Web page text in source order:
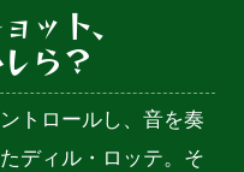
ット、
ら？
トロールし、音を奏
ディル・ロッテ。そ